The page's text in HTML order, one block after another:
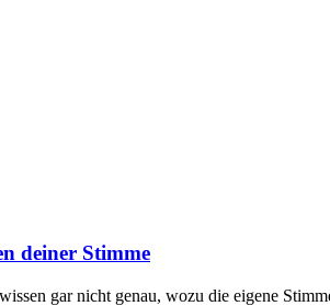
deiner Stimme
gar nicht genau, wozu die eigene